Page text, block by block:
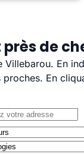
de
En
En